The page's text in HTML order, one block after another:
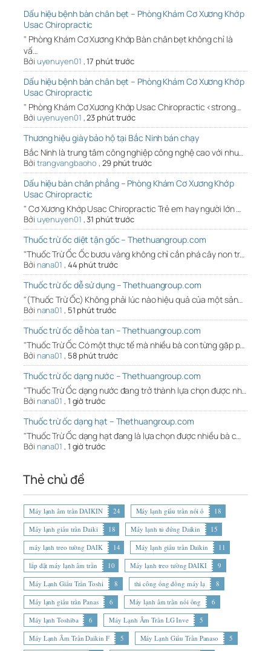
Dấu hiệu bệnh bàn chân bẹt – Phòng Khám Cơ Xương Khớp
Usac Chiropractic
" Phòng Khám Cơ Xương Khớp Bàn chân bẹt không chỉ là
vấ…
Bởi uyenuyen01 ,17 phút trước
Dấu hiệu bệnh bàn chân bẹt – Phòng Khám Cơ Xương Khớp
Usac Chiropractic
" Phòng Khám Cơ Xương Khớp Usac Chiropractic <strong…
Bởi uyenuyen01 ,23 phút trước
Thương hiệu giày bảo hộ tại Bắc Ninh bán chạy
Bắc Ninh là trung tâm công nghiệp công nghệ cao với nhu…
Bởi trangvangbaoho , 29 phút trước
Dấu hiệu bàn chân phẳng – Phòng Khám Cơ Xương Khớp
Usac Chiropractic
" Cơ Xương Khớp Usac Chiropractic Trẻ em hay người lớn …
Bởi uyenuyen01 ,31 phút trước
Thuốc trừ ốc diệt tận gốc – Thethuangroup.com
"Thuốc Trừ Ốc Ốc bươu vàng không chỉ cắn phá cây non tr…
Bởi nana01 , 44 phút trước
Thuốc trừ ốc dễ sử dụng – Thethuangroup.com
"(Thuốc Trừ Ốc) Không phải lúc nào hiệu quả của một sản…
Bởi nana01 , 51 phút trước
Thuốc trừ ốc dễ hòa tan – Thethuangroup.com
"Thuốc Trừ Ốc Có một thực tế mà nhiều bà con từng gặp p…
Bởi nana01 , 58 phút trước
Thuốc trừ ốc dạng nước – Thethuangroup.com
"Thuốc Trừ Ốc dạng nước đang trở thành lựa chọn được nh…
Bởi nana01 , 1 giờ trước
Thuốc trừ ốc dạng hạt – Thethuangroup.com
"Thuốc Trừ Ốc dạng hạt đang là lựa chọn được nhiều bà c…
Bởi nana01 , 1 giờ trước
Thẻ chủ đề
Máy lạnh âm trần DAIKIN 24 Máy lạnh giấu trần nối ố
18
Máy lạnh giấu trần Daiki
18 Máy lạnh tủ đứng Daikin
15
máy lạnh treo tường DAIK
14 Máy lạnh giấu trần Daikin
11
lắp đặt máy lạnh âm trần
10 Máy lạnh treo tường DAIKI
9
Máy Lạnh Giấu Trần Toshi
8 thi công ống đồng máy lạ
8
Máy lạnh giấu trần Panas
6 Máy lạnh âm trần nối ống
6
Máy lạnh Toshiba
6 Máy Lạnh Âm Trần LG Inve
5
Máy Lạnh Âm Trần Daikin F
5 Máy Lạnh Giấu Trần Panaso
5